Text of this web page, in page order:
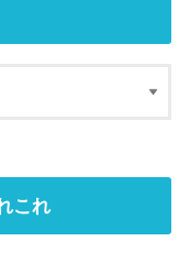
これ